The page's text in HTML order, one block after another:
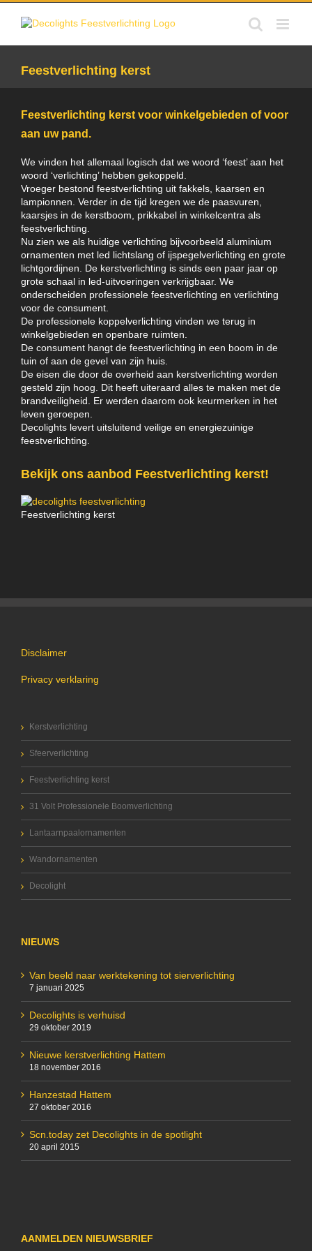
Skip
Feestverlichting kerst
Feestverlichting kerst voor winkelgebieden of voor
aan uw pand.
We vinden het allemaal logisch dat we woord ‘feest’ aan het
woord ‘verlichting’ hebben gekoppeld.
Vroeger bestond feestverlichting uit fakkels, kaarsen en
lampionnen. Verder in de tijd kregen we de paasvuren,
kaarsjes in de kerstboom, prikkabel in winkelcentra als
feestverlichting.
Nu zien we als huidige verlichting bijvoorbeeld aluminium
ornamenten met led lichtslang of ijspegelverlichting en grote
lichtgordijnen. De kerstverlichting is sinds een paar jaar op
grote schaal in led-uitvoeringen verkrijgbaar. We
onderscheiden professionele feestverlichting en verlichting
voor de consument.
De professionele koppelverlichting vinden we terug in
winkelgebieden en openbare ruimten.
De consument hangt de feestverlichting in een boom in de
tuin of aan de gevel van zijn huis.
De eisen die door de overheid aan kerstverlichting worden
gesteld zijn hoog. Dit heeft uiteraard alles te maken met de
brandveiligheid. Er werden daarom ook keurmerken in het
leven geroepen.
Decolights levert uitsluitend veilige en energiezuinige
feestverlichting.
Bekijk ons aanbod Feestverlichting kerst!
Feestverlichting kerst
Disclaimer
Privacy verklaring
Kerstverlichting
Sfeerverlichting
Feestverlichting kerst
31 Volt Professionele Boomverlichting
Lantaarnpaalornamenten
Wandornamenten
Decolight
NIEUWS
Van beeld naar werktekening tot sierverlichting
7 januari 2025
Decolights is verhuisd
29 oktober 2019
Nieuwe kerstverlichting Hattem
18 november 2016
Hanzestad Hattem
27 oktober 2016
Scn.today zet Decolights in de spotlight
20 april 2015
AANMELDEN NIEUWSBRIEF